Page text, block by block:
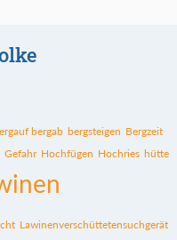
bergab bergsteigen Bergzeit
Gefahr Hochfügen Hochries hütte
Lawinenverschüttetensuchgerät